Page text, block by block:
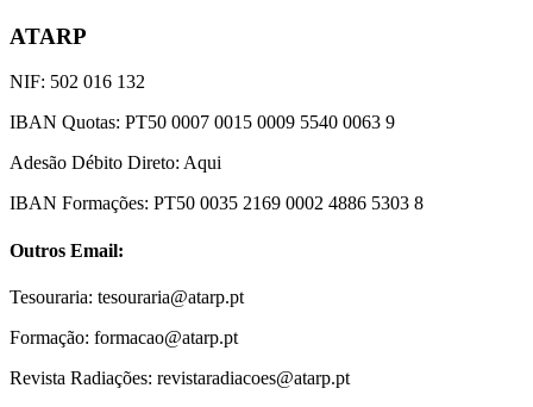
ATARP
NIF: 502 016 132
IBAN Quotas: PT50 0007 0015 0009 5540 0063 9
Adesão Débito Direto: Aqui
IBAN Formações: PT50 0035 2169 0002 4886 5303 8
Outros Email:
Tesouraria: tesouraria@atarp.pt
Formação: formacao@atarp.pt
Revista Radiações: revistaradiacoes@atarp.pt